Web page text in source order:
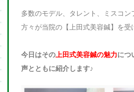
多数のモデル、タレント、ミスコン
方々が当院の【上田式美容鍼】を受
今日はその 上田式美容鍼の魅力につ
声とともに紹介します♪